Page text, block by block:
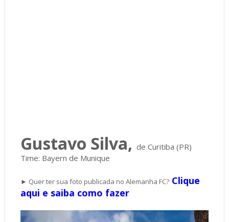
Gustavo Silva, de Curitiba (PR)
Time: Bayern de Munique
► Quer ter sua foto publicada no Alemanha FC? Clique
aqui e saiba como fazer